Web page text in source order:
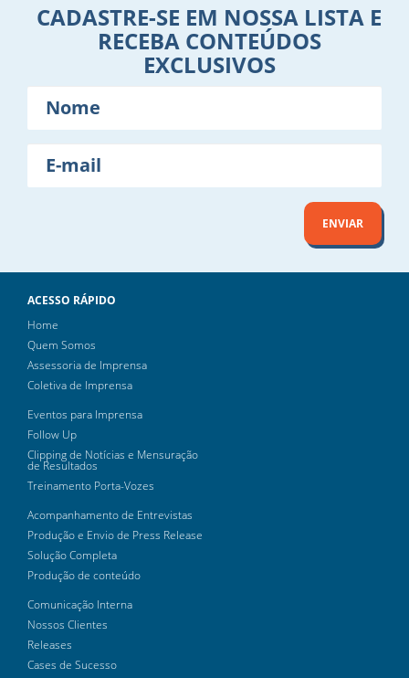
CADASTRE-SE EM NOSSA LISTA E
RECEBA CONTEÚDOS
EXCLUSIVOS
mail
ENVIAR
ACESSO RÁPIDO
Home
Quem Somos
Assessoria de Imprensa
Coletiva de Imprensa
Eventos para Imprensa
Follow Up
Clipping de Notícias e Mensuração
de Resultados
Treinamento Porta-Vozes
Acompanhamento de Entrevistas
Produção e Envio de Press Release
Solução Completa
Produção de conteúdo
Comunicação Interna
Nossos Clientes
Releases
Cases de Sucesso